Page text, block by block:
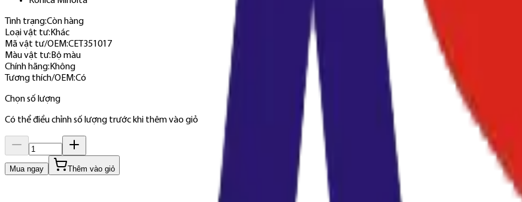
Tình trạng:Còn hàng
Loại vật tư: Khác
Mã vật tư/OEM:CET351017
Màu vật tư: Bộ màu
Chính hãng: Không
Tương thích/OEM:Có
Chọn số lượng
Có thể điều chỉnh số lượng trước khi thêm vào giỏ
Mua ngay Thêm vào giỏ